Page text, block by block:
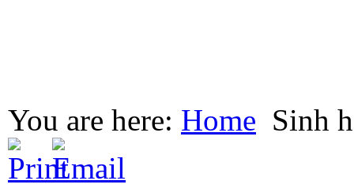
You are here: Home Sinh